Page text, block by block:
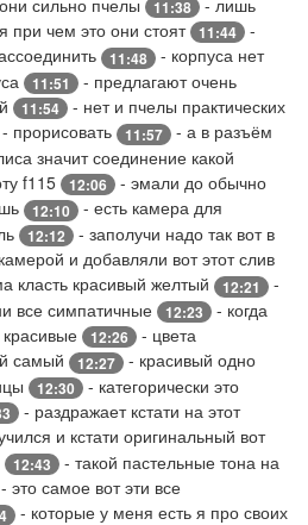
11:38
при чем это они стоят 11:44
-
11:48
- корпуса нет
11:51
- предлагают очень
11:54
- нет и пчелы практических
- прорисовать 11:57
- а в разъём
значит соединение какой
f115 12:06
- эмали до обычно
12:10
- есть камера для
12:12
- заполучи надо так вот в
и добавляли вот этот слив
класть красивый желтый 12:21
-
все симпатичные
12:23
- когда
12:26
- цвета
самый
12:27
- красивый одно
12:30
- категорически это
- раздражает кстати на этот
и кстати оригинальный вот
12:43
- такой пастельные тона на
- это самое вот эти все
- которые у меня есть я про своих